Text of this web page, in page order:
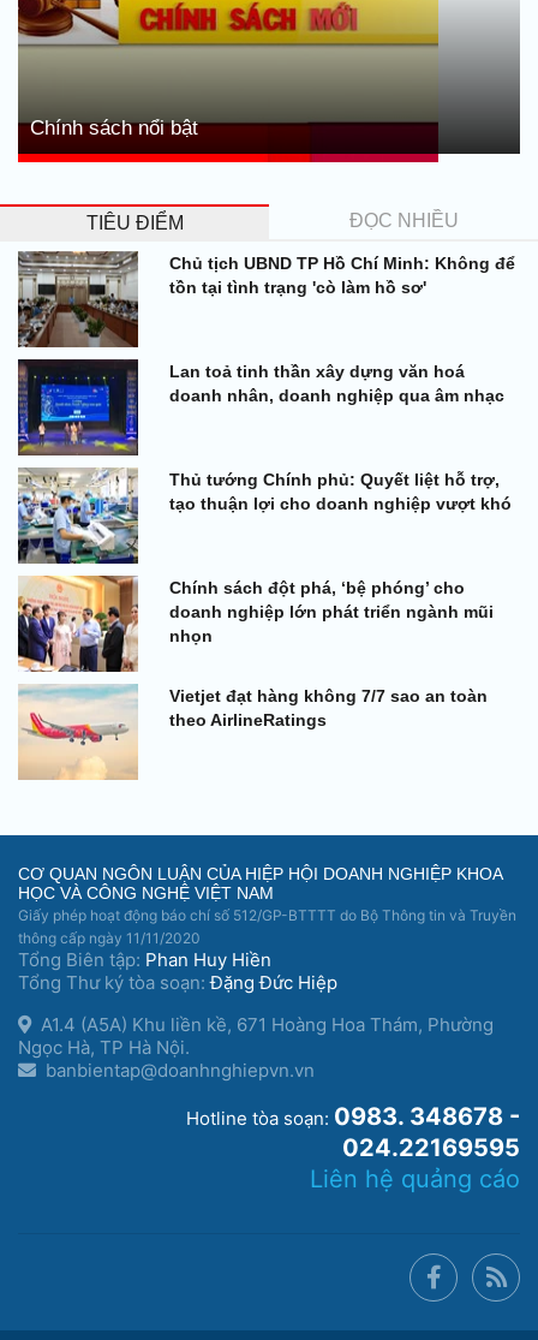
Chính sách nổi bật
TIÊU ĐIỂM ĐỌC NHIỀU
Chủ tịch UBND TP Hồ Chí Minh: Không để
tồn tại tình trạng 'cò làm hồ sơ'
Lan toả tinh thần xây dựng văn hoá
doanh nhân, doanh nghiệp qua âm nhạc
Thủ tướng Chính phủ: Quyết liệt hỗ trợ,
tạo thuận lợi cho doanh nghiệp vượt khó
Chính sách đột phá, ‘bệ phóng’ cho
doanh nghiệp lớn phát triển ngành mũi
nhọn
Vietjet đạt hàng không 7/7 sao an toàn
theo AirlineRatings
CƠ QUAN NGÔN LUẬN CỦA HIỆP HỘI DOANH NGHIỆP KHOA
HỌC VÀ CÔNG NGHỆ VIỆT NAM
Giấy phép hoạt động báo chí số 512/GP-BTTTT do Bộ Thông tin và Truyền
thông cấp ngày 11/11/2020
Tổng Biên tập: Phan Huy Hiền
Tổng Thư ký tòa soạn:Đặng Đức Hiệp
A1.4 (A5A) Khu liền kề, 671 Hoàng Hoa Thám, Phường
Ngọc Hà, TP Hà Nội.
banbientap@doanhnghiepvn.vn
Hotline tòa soạn: 0983. 348678 -
024.22169595
Liên hệ quảng cáo